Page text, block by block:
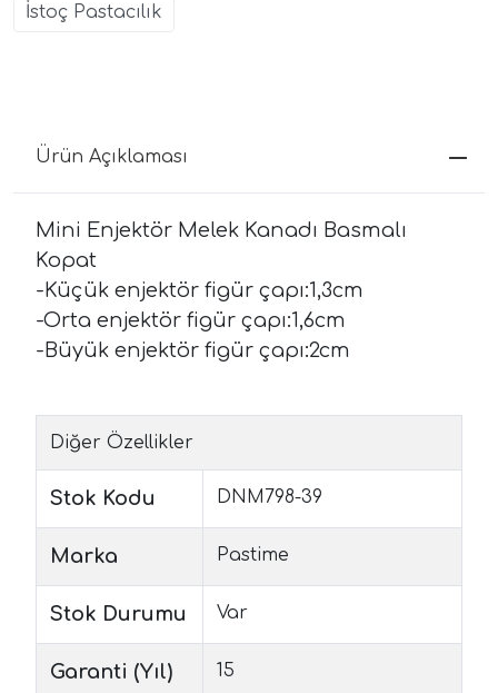
İstoç Pastacılık
Ürün Açıklaması
Mini Enjektör Melek Kanadı Basmalı
Kopat
-Küçük enjektör figür çapı:1,3cm
-Orta enjektör figür çapı:1,6cm
-Büyük enjektör figür çapı:2cm
Diğer Özellikler
Stok Kodu DNM798-39
Marka Pastime
Stok Durumu Var
Garanti (Yıl) 15